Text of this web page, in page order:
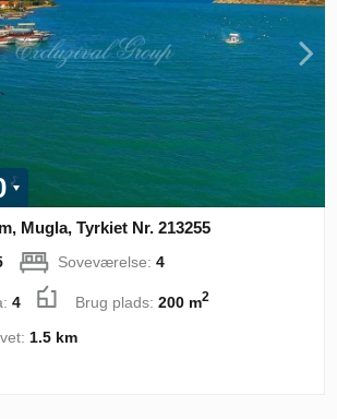
Mugla, Tyrkiet Nr. 213255
Soveværelse:4
4 Brug plads:200 m2
1.5 km